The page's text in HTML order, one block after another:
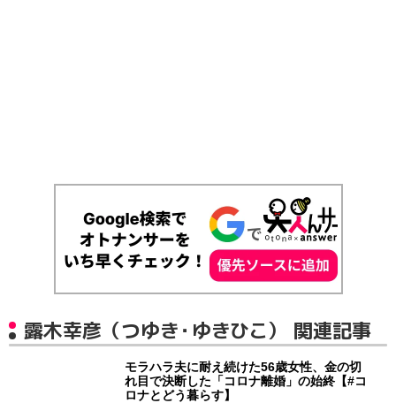
露木幸彦（つゆき・ゆきひこ） 関連記事
モラハラ夫に耐え続けた56歳女性、金の切
れ目で決断した「コロナ離婚」の始終【#コ
ロナとどう暮らす】